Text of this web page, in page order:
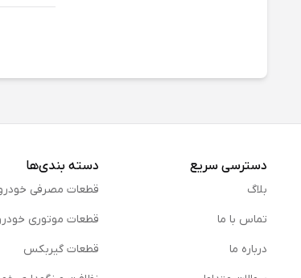
دسترسی سریع
بلاگ
تماس با ما
درباره ما
دسته بندی‌ها
قطعات مصرفی
قطعات موتوری
قطعات گیربکس